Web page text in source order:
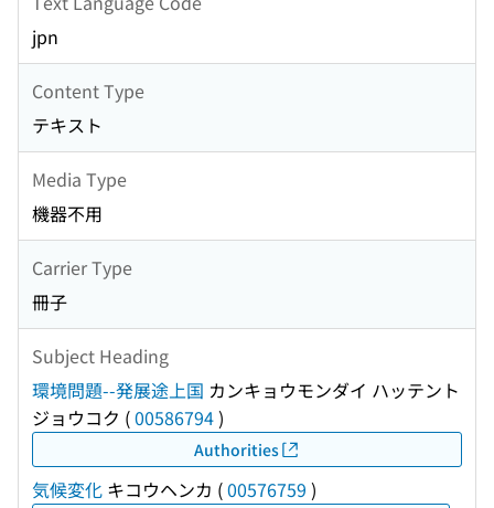
jpn
Content Type
テキスト
Media Type
機器不用
Carrier Type
冊子
Subject Heading
環境問題--発展途上国 カンキョウモンダイ ハッテント
ジョウコク (00586794)
Authorities
気候変化 キコウヘンカ (00576759 )